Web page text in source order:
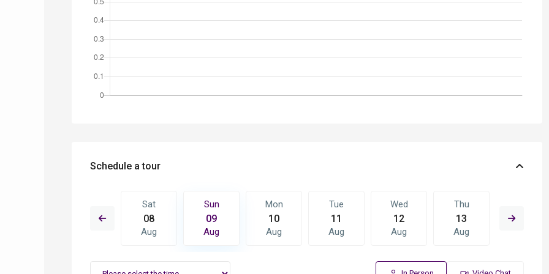
Schedule a tour
Sat
08
Aug
Sun
09
Aug
Mon
10
Aug
Tue
11
Aug
Wed
12
Aug
Thu
13
Aug